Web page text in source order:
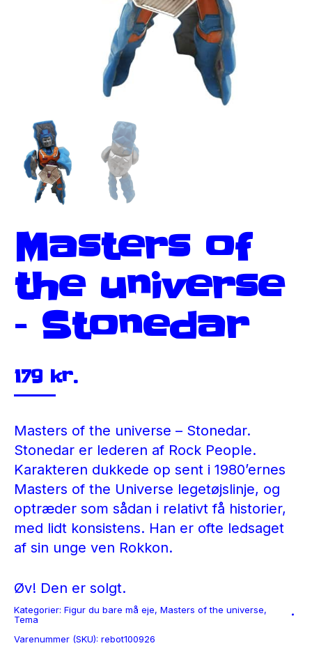
Masters of
the universe
– Stonedar
179 kr.
Masters of the universe – Stonedar.
Stonedar er lederen af ​​Rock People.
Karakteren dukkede op sent i 1980’ernes
Masters of the Universe legetøjslinje, og
optræder som sådan i relativt få historier,
med lidt konsistens. Han er ofte ledsaget
af sin unge ven Rokkon.
Øv! Den er solgt.
Kategorier: Figur du bare må eje, Masters of the universe,
Tema
Varenummer (SKU): rebot100926